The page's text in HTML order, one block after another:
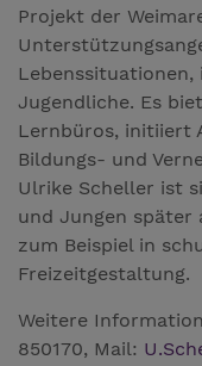
Projekt der
Lebenssituationen,
Jugendliche. Es
Lernbüros, initiiert
Bildungs- und
Ulrike Scheller ist
und Jungen
zum Beispiel in
Freizeitgestaltung.
Weitere
850170, Mail: